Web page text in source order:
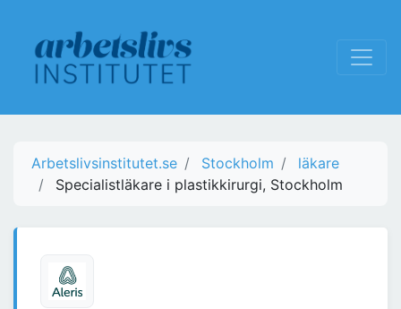
Arbetslivsinstitutet.se Stockholm
läkare
Specialistläkare i plastikkirurgi, Stockholm